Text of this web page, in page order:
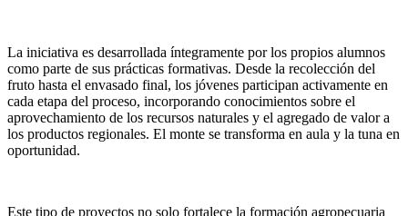
La iniciativa es desarrollada íntegramente por los propios alumnos
como parte de sus prácticas formativas. Desde la recolección del
fruto hasta el envasado final, los jóvenes participan activamente en
cada etapa del proceso, incorporando conocimientos sobre el
aprovechamiento de los recursos naturales y el agregado de valor a
los productos regionales. El monte se transforma en aula y la tuna en
oportunidad.
Este tipo de proyectos no solo fortalece la formación agropecuaria